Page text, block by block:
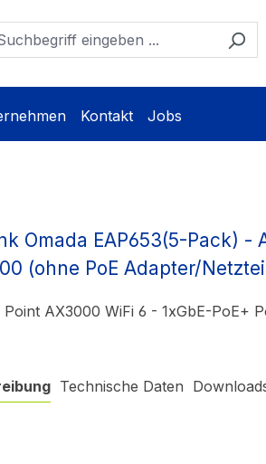
Kontakt Jobs
Omada EAP653(5-Pack) -
(ohne PoE Adapter/
Point AX3000 WiFi 6 - 1xGbE-PoE+
Technische Daten